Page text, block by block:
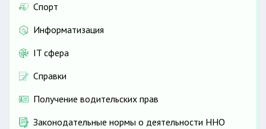
Спорт
Информатизация
IT сфера
Справки
Получение водительских прав
Законодательные нормы о деятельности ННО